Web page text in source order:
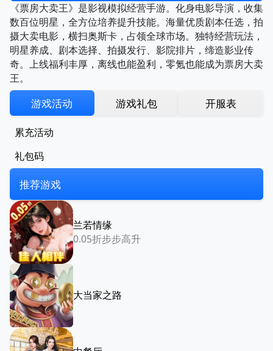
《票房大卖王》是影视模拟经营手游。化身电影导演，收集
数百位明星，全方位培养提升技能。海量优质剧本任选，拍
摄大卖电影，横扫奥斯卡，占领全球市场。独特经营玩法，
明星养成、剧本选择、拍摄发行、影院排片，缔造影业传
奇。上线福利丰厚，离线也能盈利，零氪也能成为票房大卖
王。
游戏活动 游戏礼包 开服表
累充活动
礼包码
推荐游戏
兰若情缘
0.05折步步高升
大当家之路